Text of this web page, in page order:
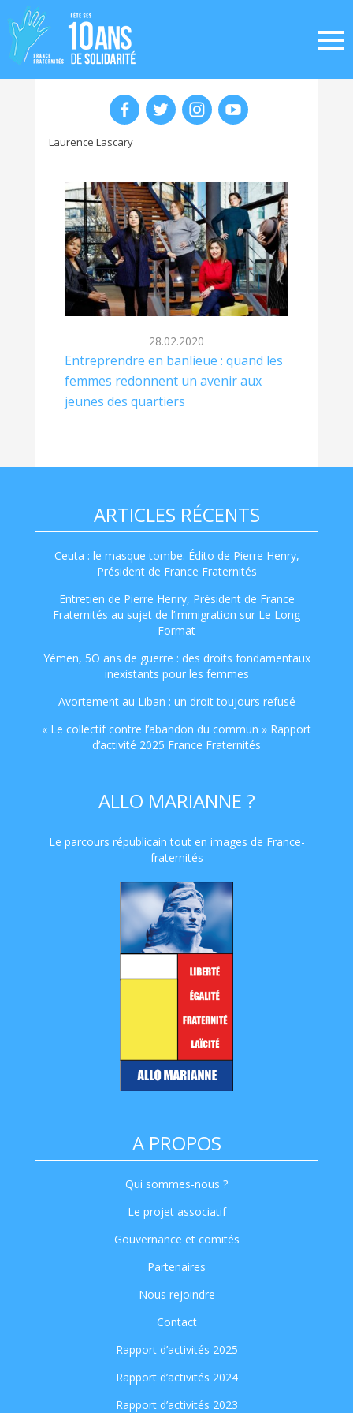
Laurence Lascary
28.02.2020
Entreprendre en banlieue : quand les
femmes redonnent un avenir aux
jeunes des quartiers
ARTICLES RÉCENTS
Ceuta : le masque tombe. Édito de Pierre Henry,
Président de France Fraternités
Entretien de Pierre Henry, Président de France
Fraternités au sujet de l’immigration sur Le Long
Format
Yémen, 5O ans de guerre : des droits fondamentaux
inexistants pour les femmes
Avortement au Liban : un droit toujours refusé
« Le collectif contre l’abandon du commun » Rapport
d’activité 2025 France Fraternités
ALLO MARIANNE ?
Le parcours républicain tout en images de France-
fraternités
A PROPOS
Qui sommes-nous ?
Le projet associatif
Gouvernance et comités
Partenaires
Nous rejoindre
Contact
Rapport d’activités 2025
Rapport d’activités 2024
Rapport d’activités 2023